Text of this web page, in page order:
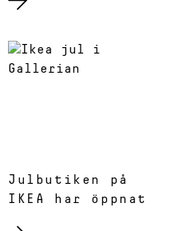
Julbutiken på
IKEA har öppnat